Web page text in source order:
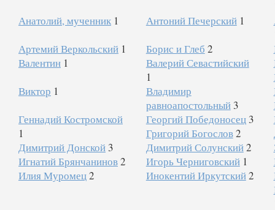
Анатолий, мученник 1 Антоний Печерский 1
Артемий Веркольский 1 Борис и Глеб 2
Валентин 1
Валерий Севастийский
1
Виктор 1
Владимир
равноапостольный 3
Геннадий Костромской
1
Георгий Победоносец 3
Григорий Богослов2
Димитрий Донской 3 Димитрий Солунский2
Игнатий Брянчанинов2 Игорь Черниговский 1
Илия Муромец2 Инокентий Иркутский2